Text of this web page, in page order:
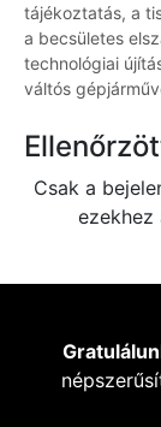
tájékoztatás, a
a becsületes
technológiai
váltós
Csak a
ezekhez